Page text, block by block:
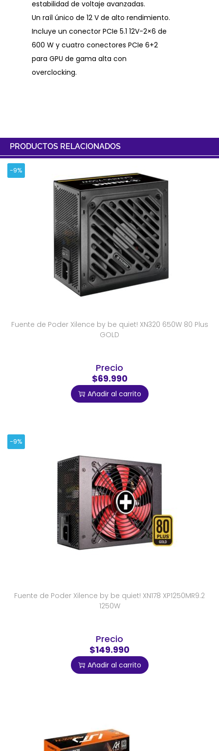
estabilidad de voltaje avanzadas.
Un raíl único de 12 V de alto rendimiento.
Incluye un conector PCIe 5.1 12V-2×6 de
600 W y cuatro conectores PCIe 6+2
para GPU de gama alta con
overclocking.
PRODUCTOS RELACIONADOS
-9%
Fuente de Poder Xilence by be quiet! XN320 650W 80 Plus
GOLD
Precio
$69.990
Añadir al carrito
-9%
Fuente de Poder Xilence by be quiet! XN178 XP1250MR9.2
1250W
Precio
$149.990
Añadir al carrito